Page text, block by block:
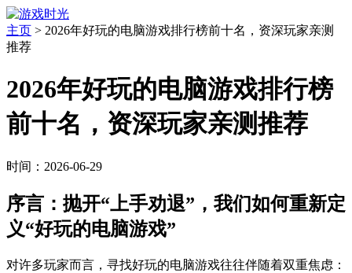
主页 > 2026年好玩的电脑游戏排行榜前十名，资深玩家亲测
推荐
2026年好玩的电脑游戏排行榜
前十名，资深玩家亲测推荐
时间：2026-06-29
序言：抛开“上手劝退”，我们如何重新定
义“好玩的电脑游戏”
对许多玩家而言，寻找好玩的电脑游戏往往伴随着双重焦虑：